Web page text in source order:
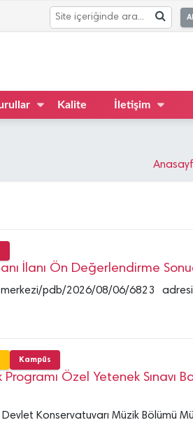
Kalite İletişim
İlanı Ön Değerlendirme
pdb/2026/08/06/6823
Kampüs
Özel Yetenek Sınavı
Konservatuvarı Müzik Bölümü